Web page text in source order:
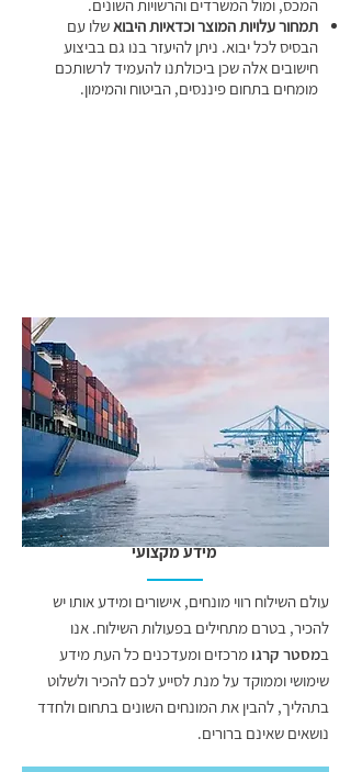
המכס, ומול המשרדים והרשויות השונים.
תמחור עלויות המוצר וכדאיות היבואשלו עם
הבסיס לכל יבוא. ניתן להיעזר בנו גם בביצוע
חישובים אלה שכן ביכולתנו להעמיד לרשותכם
מומחים בתחום פיננסים, הביטוח והמימון.
מידע מקצועי
עולם השילוח רווי מונחים, אישורים ומידע אותו יש
להכיר, בטרם מתחילים בפעולות השילוח. אנו
במסטר קרגו מרכזים ומעדכנים כל העת מידע
שימושי וממוקד על מנת לסייע לכם להכיר ולשלוט
בתהליך, להבין את המונחים השונים בתחום ולחדד
נושאים שאינם ברורים.